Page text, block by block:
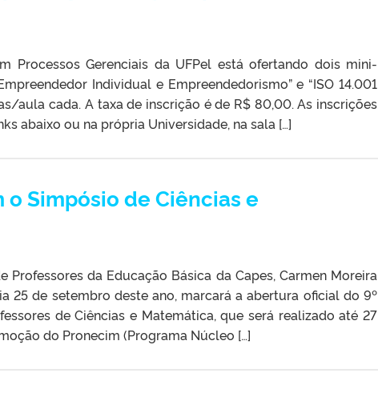
Processos Gerenciais da UFPel está ofertando dois mini-
Individual e Empreendedorismo” e “ISO 14.001
aula cada. A taxa de inscrição é de R$ 80,00. As inscrições
abaixo ou na própria Universidade, na sala […]
o Simpósio de Ciências e
Professores da Educação Básica da Capes, Carmen Moreira
25 de setembro deste ano, marcará a abertura oficial do 9º
de Ciências e Matemática, que será realizado até 27
do Pronecim (Programa Núcleo […]